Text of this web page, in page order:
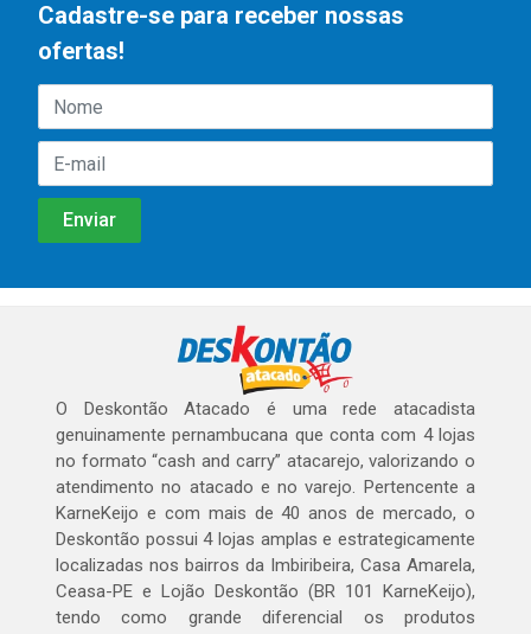
Cadastre-se para receber nossas
ofertas!
O Deskontão Atacado é uma rede atacadista
genuinamente pernambucana que conta com 4 lojas
no formato “cash and carry” atacarejo, valorizando o
atendimento no atacado e no varejo. Pertencente a
KarneKeijo e com mais de 40 anos de mercado, o
Deskontão possui 4 lojas amplas e estrategicamente
localizadas nos bairros da Imbiribeira, Casa Amarela,
Ceasa-PE e Lojão Deskontão (BR 101 KarneKeijo),
tendo como grande diferencial os produtos